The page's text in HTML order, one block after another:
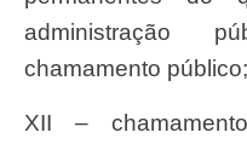
administração
chamamento público;
XII – chamamento público: procedimento